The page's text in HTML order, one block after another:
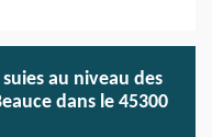
au niveau des
dans le 45300